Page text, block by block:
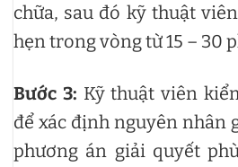
chữa, sau đó kỹ thuật
hẹn trong vòng từ 15 – 30
Bước 3: Kỹ thuật viên
để xác định nguyên nhân
phương án giải quyết